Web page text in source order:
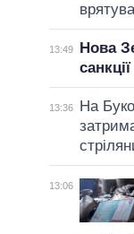
13:49
Нова
13:36
На
13:06